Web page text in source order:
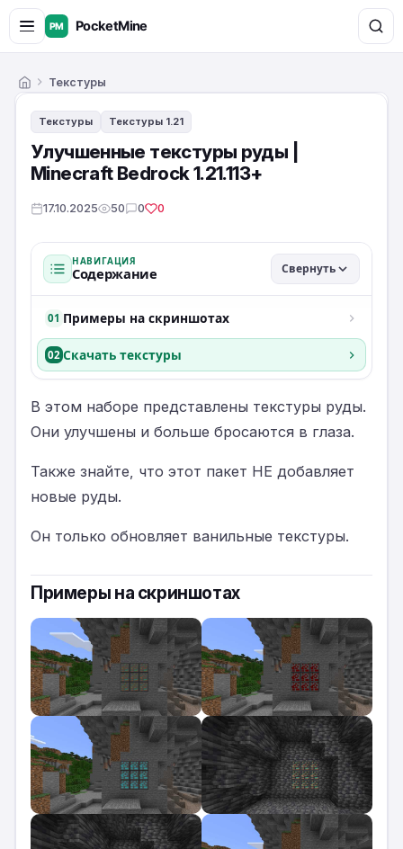
ГлавнаяТекстуры
Текстуры Текстуры 1.21
Улучшенные текстуры руды |
Minecraft Bedrock 1.21.113+
17.10.2025 50 0 0
НАВИГАЦИЯ
Содержание Свернуть
01 Примеры на скриншотах
02 Скачать текстуры
В этом наборе представлены текстуры руды.
Они улучшены и больше бросаются в глаза.
Также знайте, что этот пакет НЕ добавляет
новые руды.
Он только обновляет ванильные текстуры.
Примеры на скриншотах